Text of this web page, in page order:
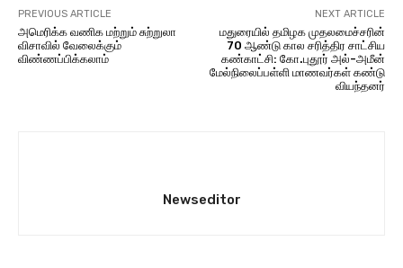
PREVIOUS ARTICLE
அமெரிக்க வணிக மற்றும் சுற்றுலா
விசாவில் வேலைக்கும்
விண்ணப்பிக்கலாம்
NEXT ARTICLE
மதுரையில் தமிழக முதலமைச்சரின்
70 ஆண்டு கால சரித்திர சாட்சிய
கண்காட்சி: கோ.புதூர் அல்-அமீன்
மேல்நிலைப்பள்ளி மாணவர்கள் கண்டு
வியந்தனர்
Newseditor